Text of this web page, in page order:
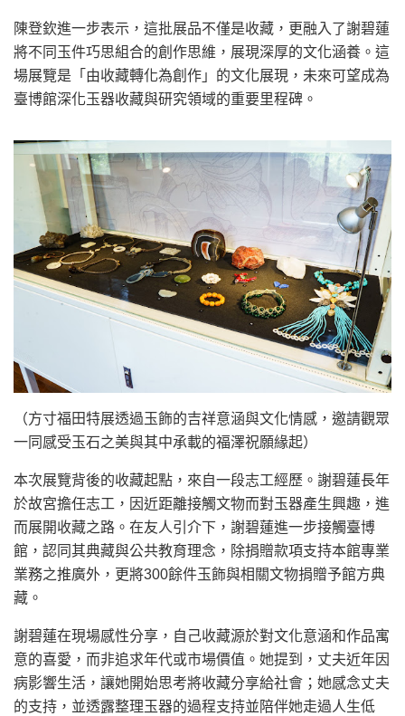
陳登欽進一步表示，這批展品不僅是收藏，更融入了謝碧蓮
將不同玉件巧思組合的創作思維，展現深厚的文化涵養。這
場展覽是「由收藏轉化為創作」的文化展現，未來可望成為
臺博館深化玉器收藏與研究領域的重要里程碑。
（方寸福田特展透過玉飾的吉祥意涵與文化情感，邀請觀眾
一同感受玉石之美與其中承載的福澤祝願緣起）
本次展覽背後的收藏起點，來自一段志工經歷。謝碧蓮長年
於故宮擔任志工，因近距離接觸文物而對玉器產生興趣，進
而展開收藏之路。在友人引介下，謝碧蓮進一步接觸臺博
館，認同其典藏與公共教育理念，除捐贈款項支持本館專業
業務之推廣外，更將300餘件玉飾與相關文物捐贈予館方典
藏。
謝碧蓮在現場感性分享，自己收藏源於對文化意涵和作品寓
意的喜愛，而非追求年代或市場價值。她提到，丈夫近年因
病影響生活，讓她開始思考將收藏分享給社會；她感念丈夫
的支持，並透露整理玉器的過程支持並陪伴她走過人生低